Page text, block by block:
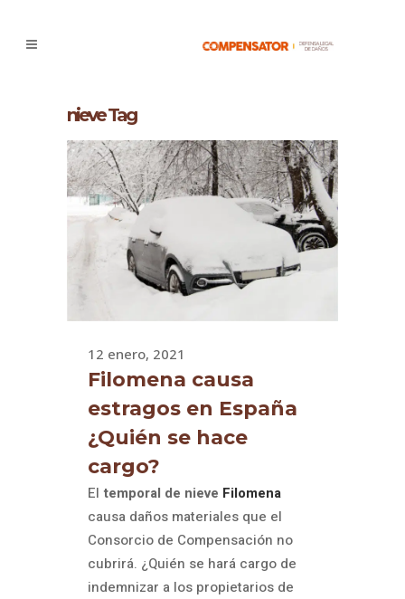
nieve Tag
12 enero, 2021
Filomena causa
estragos en España
¿Quién se hace
cargo?
El temporal de nieve Filomena
causa daños materiales que el
Consorcio de Compensación no
cubrirá. ¿Quién se hará cargo de
indemnizar a los propietarios de